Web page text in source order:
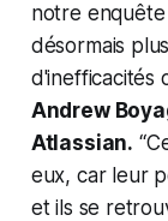
notre
désormais
d'inefficacités
Andrew
Atlassian.
eux, car leur
et ils se